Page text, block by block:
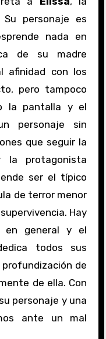
personaje es
nada en
de su madre
afinidad con los
pero tampoco
la pantalla y el
personaje sin
que seguir la
la protagonista
ser el típico
de terror menor
Hay
en general y el
todos sus
de
de ella. Con
personaje y una
ante un mal